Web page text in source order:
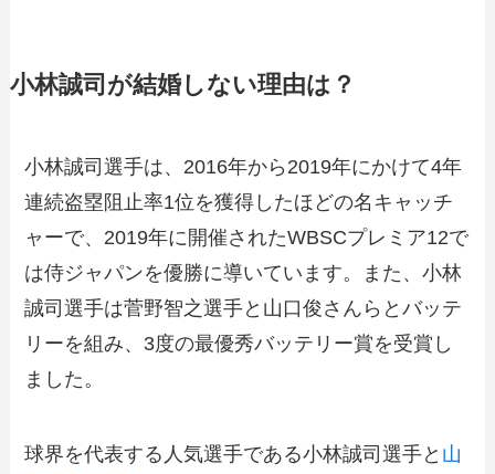
小林誠司が結婚しない理由は？
小林誠司選手は、2016年から2019年にかけて4年
連続盗塁阻止率1位を獲得したほどの名キャッチ
ャーで、2019年に開催されたWBSCプレミア12で
は侍ジャパンを優勝に導いています。また、小林
誠司選手は菅野智之選手と山口俊さんらとバッテ
リーを組み、3度の最優秀バッテリー賞を受賞し
ました。
球界を代表する人気選手である小林誠司選手と 山